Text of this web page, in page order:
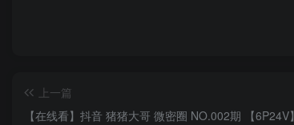
上一篇
【在线看】抖音 猪猪大哥 微密圈 NO.002期 【6P24V】